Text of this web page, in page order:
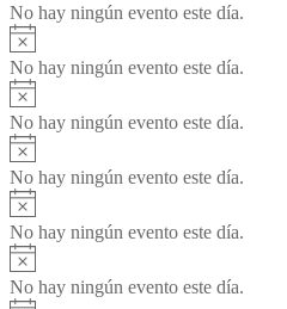
No hay ningún evento este día.
Aviso
No hay ningún evento este día.
Aviso
No hay ningún evento este día.
Aviso
No hay ningún evento este día.
Aviso
No hay ningún evento este día.
Aviso
No hay ningún evento este día.